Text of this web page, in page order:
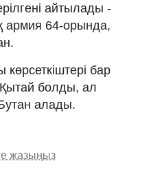
айтылады -
армия 64-орында,
көрсеткіштері бар
болды, ал
алады.
жазыңыз